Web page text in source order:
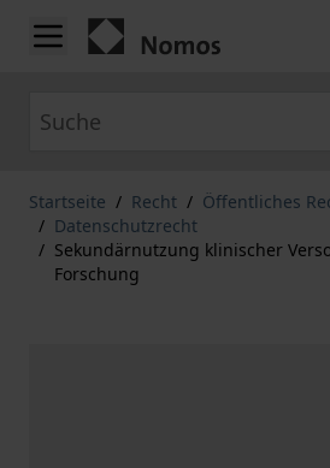
Zum Inhalt springen
Startseite / Recht / Öffentliches
/ Datenschutzrecht
/ Sekundärnutzung klinischer
Forschung